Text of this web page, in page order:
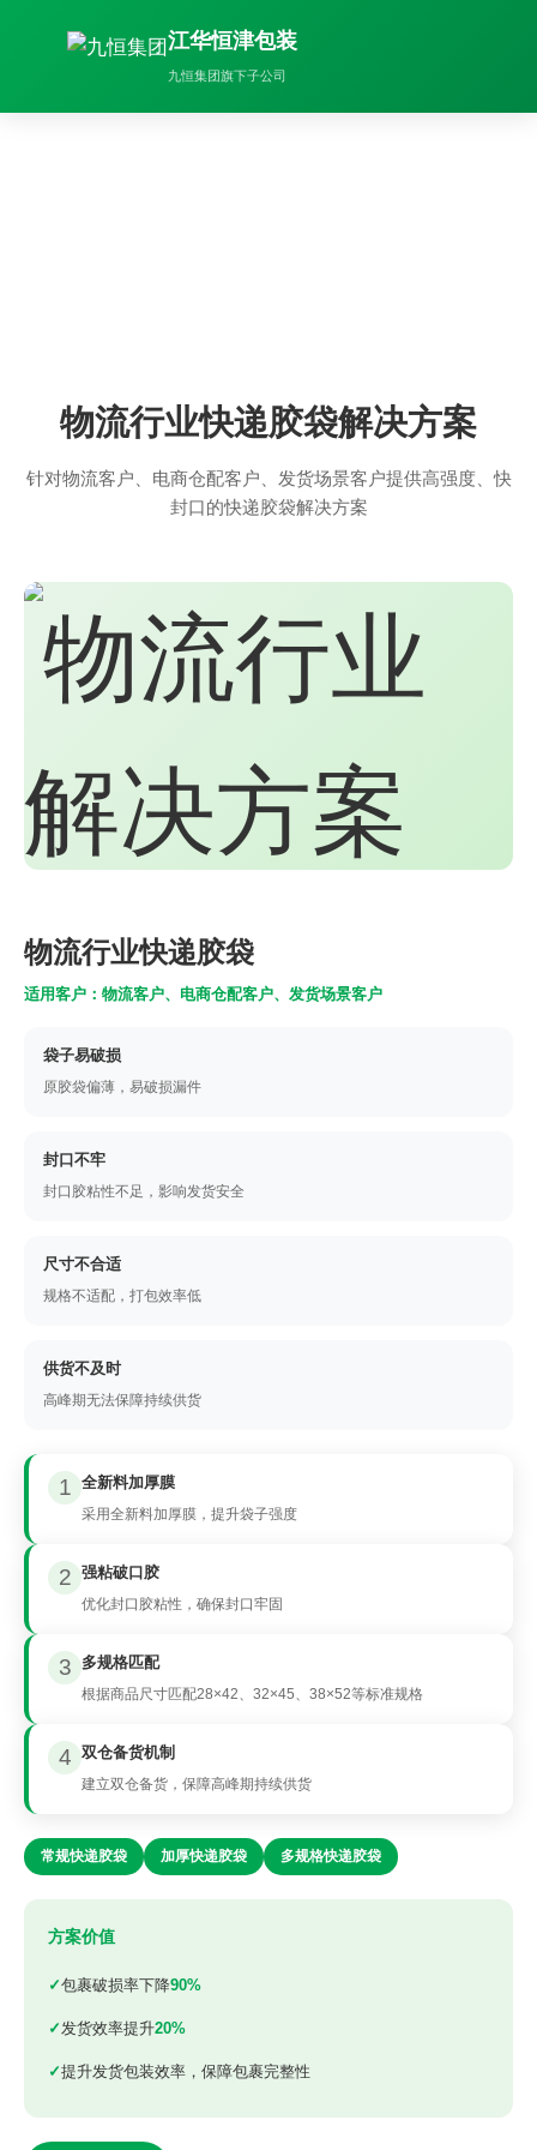
江华恒津包装
九恒集团旗下子公司
物流行业快递胶袋解决方案
针对物流客户、电商仓配客户、发货场景客户提供高强度、快
封口的快递胶袋解决方案
物流行业快递胶袋
适用客户：物流客户、电商仓配客户、发货场景客户
袋子易破损
原胶袋偏薄，易破损漏件
封口不牢
封口胶粘性不足，影响发货安全
尺寸不合适
规格不适配，打包效率低
供货不及时
高峰期无法保障持续供货
1 全新料加厚膜
采用全新料加厚膜，提升袋子强度
2 强粘破口胶
优化封口胶粘性，确保封口牢固
3 多规格匹配
根据商品尺寸匹配28×42、32×45、38×52等标准规格
4 双仓备货机制
建立双仓备货，保障高峰期持续供货
常规快递胶袋 加厚快递胶袋 多规格快递胶袋
方案价值
包裹破损率下降90%
发货效率提升20%
提升发货包装效率，保障包裹完整性